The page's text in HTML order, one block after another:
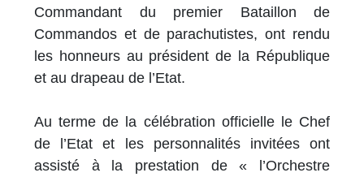
Commandant du premier Bataillon de
Commandos et de parachutistes, ont rendu
les honneurs au président de la République
et au drapeau de l’Etat.
Au terme de la célébration officielle le Chef
de l’Etat et les personnalités invitées ont
assisté à la prestation de « l’Orchestre